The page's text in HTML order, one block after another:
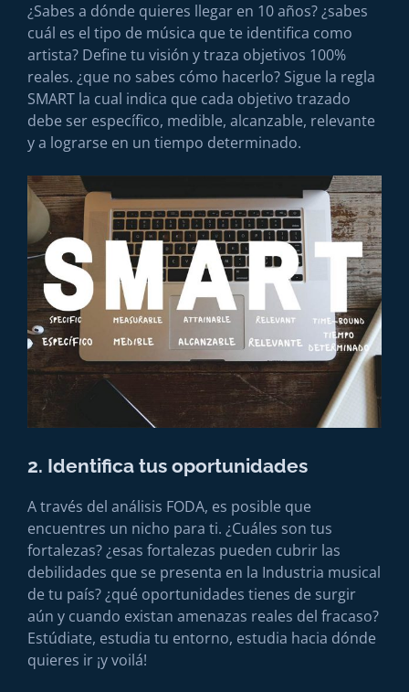
¿Sabes a dónde quieres llegar en 10 años? ¿sabes
cuál es el tipo de música que te identifica como
artista? Define tu visión y traza objetivos 100%
reales. ¿que no sabes cómo hacerlo? Sigue la regla
SMART la cual indica que cada objetivo trazado
debe ser específico, medible, alcanzable, relevante
y a lograrse en un tiempo determinado.
2. Identifica tus oportunidades
A través del análisis FODA, es posible que
encuentres un nicho para ti. ¿Cuáles son tus
fortalezas? ¿esas fortalezas pueden cubrir las
debilidades que se presenta en la Industria musical
de tu país? ¿qué oportunidades tienes de surgir
aún y cuando existan amenazas reales del fracaso?
Estúdiate, estudia tu entorno, estudia hacia dónde
quieres ir ¡y voilá!